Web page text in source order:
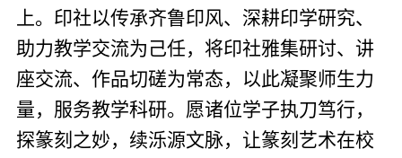
上。印社以传承齐鲁印风、深耕印学研究、
助力教学交流为己任，将印社雅集研讨、讲
座交流、作品切磋为常态，以此凝聚师生力
量，服务教学科研。愿诸位学子执刀笃行，
探篆刻之妙，续泺源文脉，让篆刻艺术在校